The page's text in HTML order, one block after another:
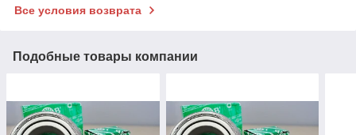
Все условия возврата
Подобные товары компании